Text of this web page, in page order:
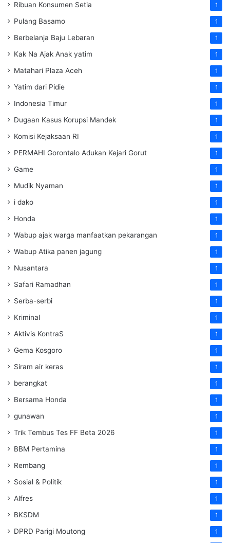
Ribuan Konsumen Setia 1
Pulang Basamo 1
Berbelanja Baju Lebaran 1
Kak Na Ajak Anak yatim 1
Matahari Plaza Aceh 1
Yatim dari Pidie 1
Indonesia Timur 1
Dugaan Kasus Korupsi Mandek 1
Komisi Kejaksaan RI 1
PERMAHI Gorontalo Adukan Kejari Gorut 1
Game 1
Mudik Nyaman 1
i dako 1
Honda 1
Wabup ajak warga manfaatkan pekarangan 1
Wabup Atika panen jagung 1
Nusantara 1
Safari Ramadhan 1
Serba-serbi 1
Kriminal 1
Aktivis KontraS 1
Gema Kosgoro 1
Siram air keras 1
berangkat 1
Bersama Honda 1
gunawan 1
Trik Tembus Tes FF Beta 2026 1
BBM Pertamina 1
Rembang 1
Sosial & Politik 1
Alfres 1
BKSDM 1
DPRD Parigi Moutong 1